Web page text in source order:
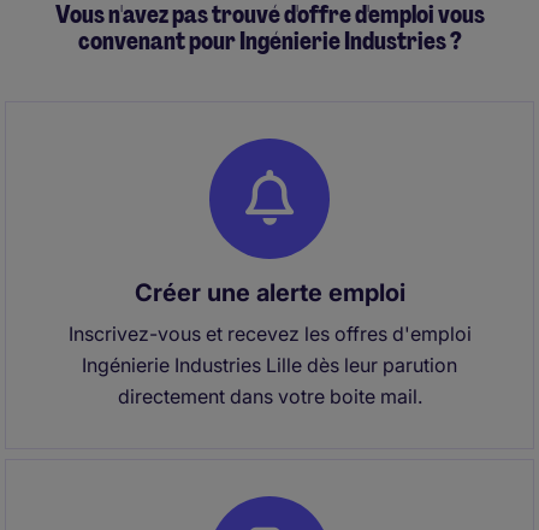
produits.
Vous n'avez pas trouvé d'offre d'emploi vous
convenant pour Ingénierie Industries ?
Créer une alerte emploi
Inscrivez-vous et recevez les offres d'emploi
Ingénierie Industries Lille dès leur parution
directement dans votre boite mail.